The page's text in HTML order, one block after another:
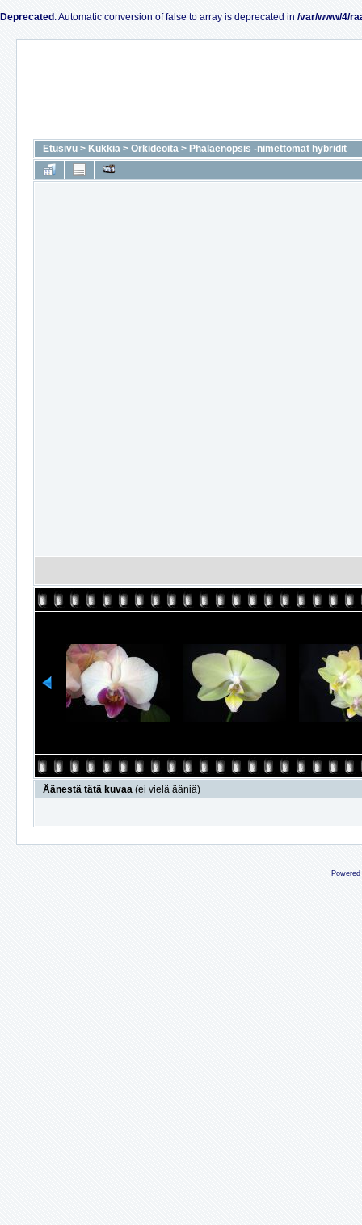
Deprecated : Automatic conversion of false to array is deprecated in /var/www/4/
Etusivu > Kukkia > Orkideoita > Phalaenopsis -nimettömät hybridit
Äänestä tätä kuvaa (ei vielä ääniä)